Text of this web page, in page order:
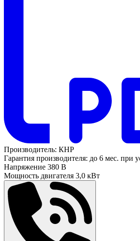
Производитель: КНР
Гарантия производителя: до 6 мес. при
Напряжение 380 В
Мощность двигателя 3,0 кВт